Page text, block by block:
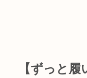
【ずっと